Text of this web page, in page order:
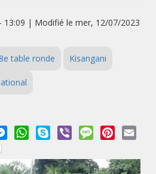
13:09 | Modifié le mer, 12/07/2023
table ronde Kisangani
MessengerWhatsApp
Skype Viber MessagePinterest